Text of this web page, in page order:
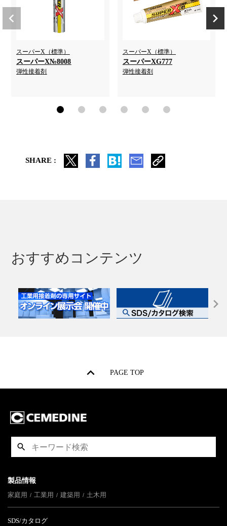
スーパーX（標準）
スーパーX№8008
弾性接着剤
スーパーX（標準）
スーパーXG777
弾性接着剤
SHARE :
おすすめコンテンツ
PAGE TOP
製品情報
家庭用
工業用 建築用 土木用
SDS/カタログ